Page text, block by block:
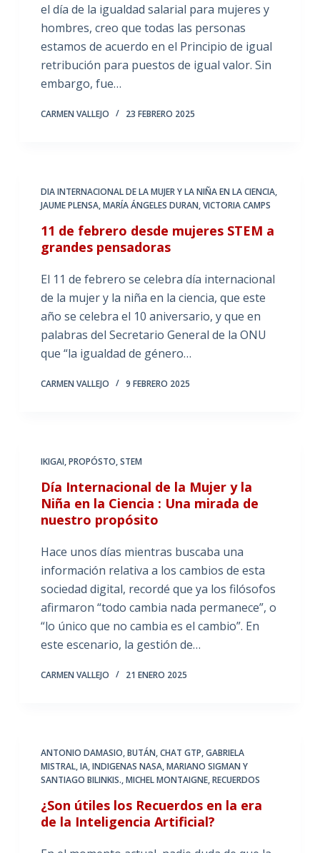
el día de la igualdad salarial para mujeres y
hombres, creo que todas las personas
estamos de acuerdo en el Principio de igual
retribución para puestos de igual valor. Sin
embargo, fue…
CARMEN VALLEJO 23 FEBRERO 2025
DIA INTERNACIONAL DE LA MUJER Y LA NIÑA EN LA CIENCIA,
JAUME PLENSA,MARÍA ÁNGELES DURAN,VICTORIA CAMPS
11 de febrero desde mujeres STEM a
grandes pensadoras
El 11 de febrero se celebra día internacional
de la mujer y la niña en la ciencia, que este
año se celebra el 10 aniversario, y que en
palabras del Secretario General de la ONU
que “la igualdad de género…
CARMEN VALLEJO 9 FEBRERO 2025
IKIGAI,PROPÓSTO,STEM
Día Internacional de la Mujer y la
Niña en la Ciencia : Una mirada de
nuestro propósito
Hace unos días mientras buscaba una
información relativa a los cambios de esta
sociedad digital, recordé que ya los filósofos
afirmaron “todo cambia nada permanece”, o
“lo único que no cambia es el cambio”. En
este escenario, la gestión de…
CARMEN VALLEJO 21 ENERO 2025
ANTONIO DAMASIO,BUTÁN,CHAT GTP,GABRIELA
MISTRAL,IA,INDIGENAS NASA,MARIANO SIGMAN Y
SANTIAGO BILINKIS.,MICHEL MONTAIGNE,RECUERDOS
¿Son útiles los Recuerdos en la era
de la Inteligencia Artificial?